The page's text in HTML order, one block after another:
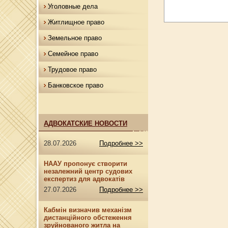
Уголовные дела
Житлищное право
Земельное право
Семейное право
Трудовое право
Банковское право
АДВОКАТСКИЕ НОВОСТИ
28.07.2026 Подробнее >>
НААУ пропонує створити
незалежний центр судових
експертиз для адвокатів
27.07.2026
Подробнее >>
Кабмін визначив механізм
дистанційного обстеження
зруйнованого житла на